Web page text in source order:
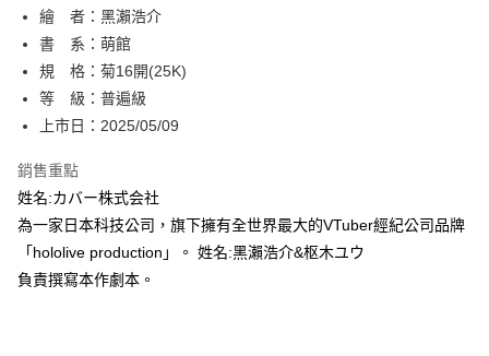
３．安心：先確認商品／服務後，再付款。
【「AFTEE先享後付」結帳流程】
１．於結帳方式選擇「AFTEE先享後付」後，將跳轉至「AFTEE先享後付」
結帳頁面，進行簡訊認證並確認金額後，即可完成結帳。
２．訂單成立數日內，您將收到繳費通知簡訊。
３．收到繳費通知簡訊後14天內，點擊此簡訊中的連結，可透過四大超商／
※ 請注意：結帳手續完成當下不需立刻繳費，但若您需要取消訂單，請聯絡
購買商品的店家。未經商家同意取消之訂單仍視為有效，需透過AFTEE先享
後付繳納相關費用。
※ 交易是否成功請以「AFTEE先享後付 」之結帳頁面顯示為準，若有關於
是否繳費成功／繳費後需取消欲退款等相關疑問，請聯繫「AFTEE先享後付
全家取貨付款
每筆NT$80，滿NT$500(含以上)免運費
付款後全家取貨
每筆NT$80，滿NT$500(含以上)免運費
每筆NT$80，滿NT$500(含以上)免運費
付款後萊爾富取貨
每筆NT$80，滿NT$500(含以上)免運費
繪 者：黑瀨浩介
書 系：萌館
規 格：菊16開(25K)
等 級：普遍級
上市日：2025/05/09
銷售重點
姓名:カバー株式会社
為一家日本科技公司，旗下擁有全世界最大的VTuber經紀公司品牌
「hololive production」。 姓名:黑瀨浩介&枢木ユウ
負責撰寫本作劇本。